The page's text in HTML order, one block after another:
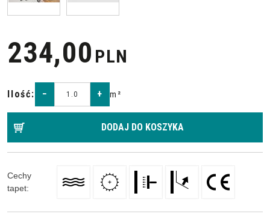
234,00 PLN
Ilość: − + m²
DODAJ DO KOSZYKA
Cechy
tapet: